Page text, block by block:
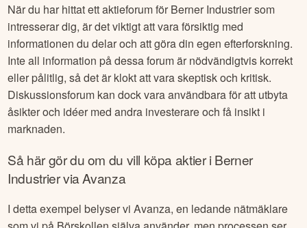
När du har hittat ett aktieforum för Berner Industriersom
intresserar dig, är det viktigt att vara försiktig med
informationen du delar och att göra din egen efterforskning.
Inte all information på dessa forum är nödvändigtvis korrekt
eller pålitlig, så det är klokt att vara skeptisk och kritisk.
Diskussionsforum kan dock vara användbara för att utbyta
åsikter och idéer med andra investerare och få insikt i
marknaden.
Så här gör du om du vill köpa aktier iBerner
Industriervia Avanza
I detta exempel belyser vi Avanza, en ledande nätmäklare